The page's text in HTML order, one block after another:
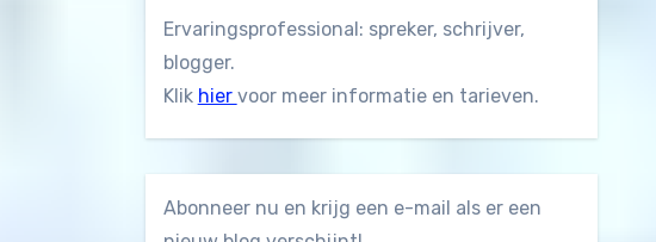
Ervaringsprofessional: spreker, schrijver,
blogger.
Klik hier voor meer informatie en tarieven.
Abonneer nu en krijg een e-mail als er een